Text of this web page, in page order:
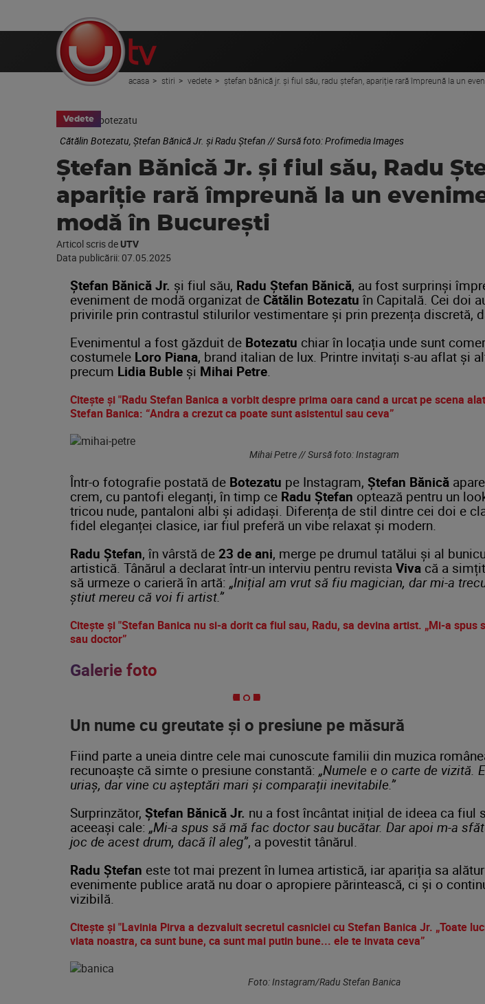
acasa stiri vedete ștefan bănică jr. și fiul său, radu ștefan, apariție rară împreună la un
Vedete
Cătălin Botezatu, Ștefan Bănică Jr. și Radu Ștefan // Sursă foto: Profimedia Images
Ștefan Bănică Jr. și fiul său, Radu
apariție rară împreună la un
modă în București
Articol scris de UTV
Data publicării: 07.05.2025
Ștefan Bănică Jr. și fiul său, Radu Ștefan Bănică, au fost surprinși
eveniment de modă organizat de Cătălin Botezatu în Capitală. Cei doi
privirile prin contrastul stilurilor vestimentare și prin prezența discretă,
Evenimentul a fost găzduit de Botezatu chiar în locația unde sunt
costumele Loro Piana, brand italian de lux. Printre invitați s-au aflat și
precum Lidia Buble și Mihai Petre.
Citește și "Radu Stefan Banica a vorbit despre prima oara cand a urcat pe scena
Stefan Banica: “Andra a crezut ca poate sunt asistentul sau ceva”
Mihai Petre // Sursă foto: Instagram
Într-o fotografie postată de Botezatu pe Instagram, Ștefan Bănică apare
crem, cu pantofi eleganți, în timp ce Radu Ștefan optează pentru un
tricou nude, pantaloni albi și adidași. Diferența de stil dintre cei doi e
fidel eleganței clasice, iar fiul preferă un vibe relaxat și modern.
Radu Ștefan, în vârstă de 23 de ani, merge pe drumul tatălui și al
artistică. Tânărul a declarat într-un interviu pentru revista Viva că a simțit
să urmeze o carieră în artă: „Inițial am vrut să fiu magician, darmi-a
știut mereu că voi fi artist.”
Citește și "Stefan Banica nu si-a dorit ca fiul sau, Radu, sa devina artist. „Mi-a spus
sau doctor”
Galerie foto
Un nume cu greutateși o presiune pe măsură
Fiind parte a uneia dintre cele mai cunoscute familii din muzica
recunoaște că simte o presiune constantă: „Numele e o carte de vizită. E
uriaș, dar vine cu așteptări mari și comparații inevitabile.”
Surprinzător, Ștefan Bănică Jr. nu a fost încântat inițial de ideea ca fiul
aceeași cale:„Mi-a spus să mă fac doctorsau bucătar. Darapoi m-a
joc deacest drum, dacă îl aleg”, a povestit tânărul.
Radu Ștefan este tot mai prezent în lumea artistică, iar apariția sa
evenimente publice arată nu doar o apropiere părintească, ciși o
vizibilă.
Citește și "Lavinia Pirva a dezvaluit secretul casniciei cu Stefan Banica Jr. „Toate
viata noastra, ca sunt bune, ca sunt mai putin bune... ele te invata ceva”
Foto: Instagram/Radu Stefan Banica